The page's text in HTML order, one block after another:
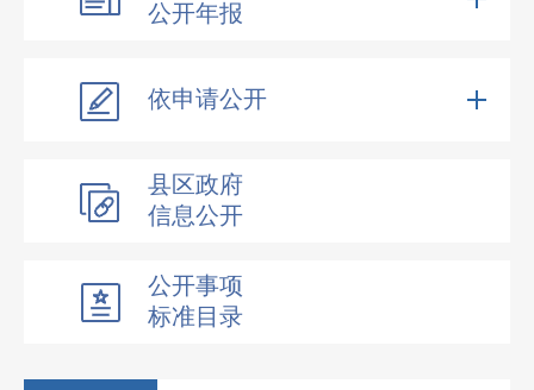
公开年报
依申请公开
县区政府
信息公开
公开事项
标准目录